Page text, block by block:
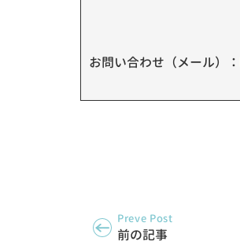
お問い合わせ（メール）：
Preve Post
前の記事